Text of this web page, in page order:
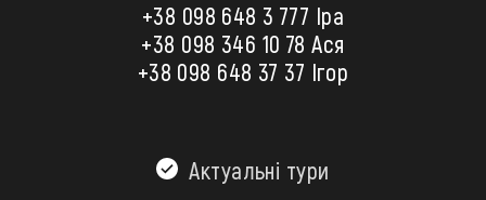
+38 098 648 3 777 Іра
+38 098 346 10 78 Ася
+38 098 648 37 37 Ігор
Актуальні тури